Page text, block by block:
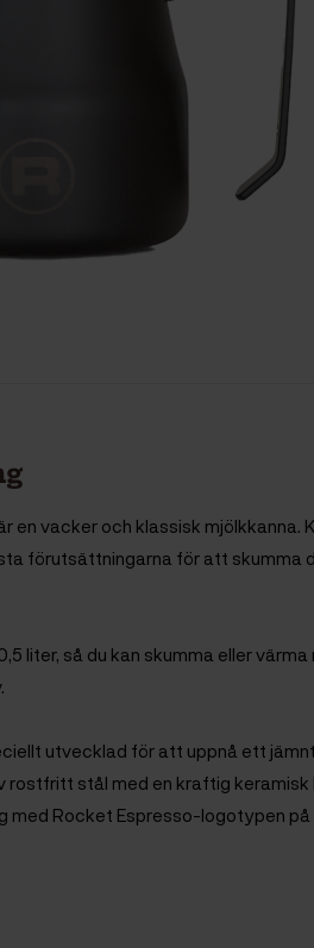
en vacker och klassisk mjölkkanna.
förutsättningarna för att skumma
liter, så du kan skumma eller värma
utvecklad för att uppnå ett
rostfritt stål med en kraftig keramisk
med Rocket Espresso-logotypen på